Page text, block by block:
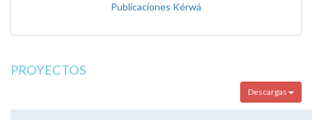
Publicaciones Kérwá
PROYECTOS
Descargas